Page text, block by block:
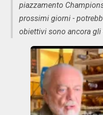
piazzamento
prossimi giorni -
obiettivi sono ancora gli